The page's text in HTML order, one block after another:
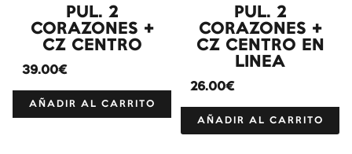
PUL. 2
CORAZONES +
CZ CENTRO
39.00€
AÑADIR AL CARRITO
PUL. 2
CORAZONES +
CZ CENTRO EN
LINEA
26.00€
AÑADIR AL CARRITO